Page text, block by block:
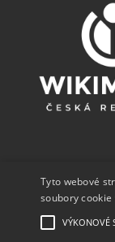
Tyto webové
soubory
VÝKONOVÉ